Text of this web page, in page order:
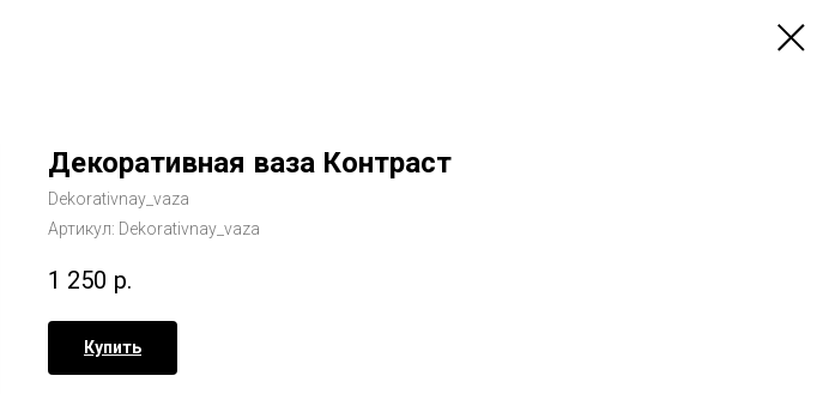
Декоративная ваза Контраст
Dekorativnay_vaza
Артикул: Dekorativnay_vaza
1 250 р.
Купить